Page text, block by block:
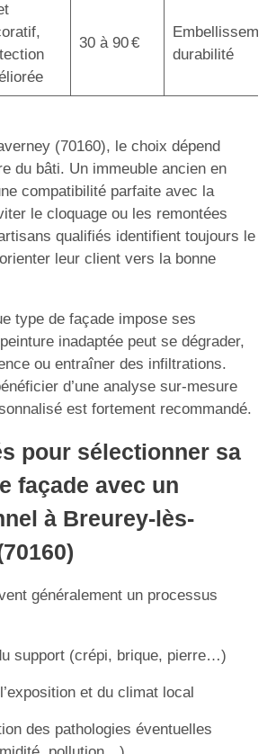
30 à 90 €
durabilité
(70160), le choix dépend
du bâti. Un immeuble ancien en
compatibilité parfaite avec la
le cloquage ou les remontées
qualifiés identifient toujours le
leur client vers la bonne
type de façade impose ses
inadaptée peut se dégrader,
ou entraîner des infiltrations.
d’une analyse sur-mesure
est fortement recommandé.
pour sélectionner sa
façade avec un
à Breurey-lès-
généralement un processus
support (crépi, brique, pierre…)
et du climat local
des pathologies éventuelles